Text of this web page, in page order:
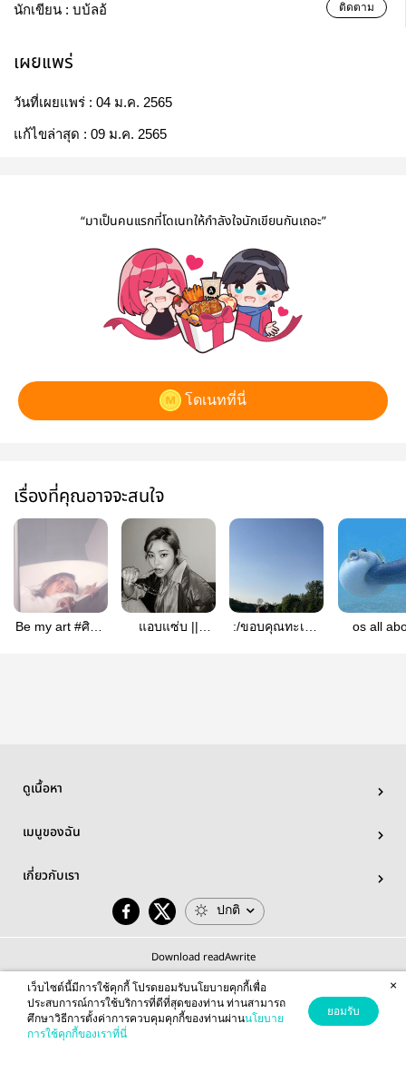
นักเขียน : บบ้ลอ้ ติดตาม
เผยแพร่
วันที่เผยแพร่ : 04 ม.ค. 2565
แก้ไขล่าสุด : 09 ม.ค. 2565
“มาเป็นคนแรกที่โดเนทให้กำลังใจนักเขียนกันเถอะ”
โดเนทที่นี่
เรื่องที่คุณอาจจะสนใจ
Be my art #ศิลป์
แอบแซ่บ ||
:/ขอบคุณทะเล -
os all
ดูเนื้อหา
เมนูของฉัน
เกี่ยวกับเรา
ปกติ
Download readAwrite
© 2026 readAwrite.com by MEB Corporation Public Company Limited
This site is protected by reCAPTCHA and the Google
เว็บไซต์นี้มีการใช้คุกกี้ โปรดยอมรับนโยบายคุกกี้เพื่อ
ประสบการณ์การใช้บริการที่ดีที่สุดของท่าน ท่านสามารถ
ศึกษาวิธีการตั้งค่าการควบคุมคุกกี้ของท่านผ่านนโยบาย
การใช้คุกกี้ของเราที่นี่
ยอมรับ
×